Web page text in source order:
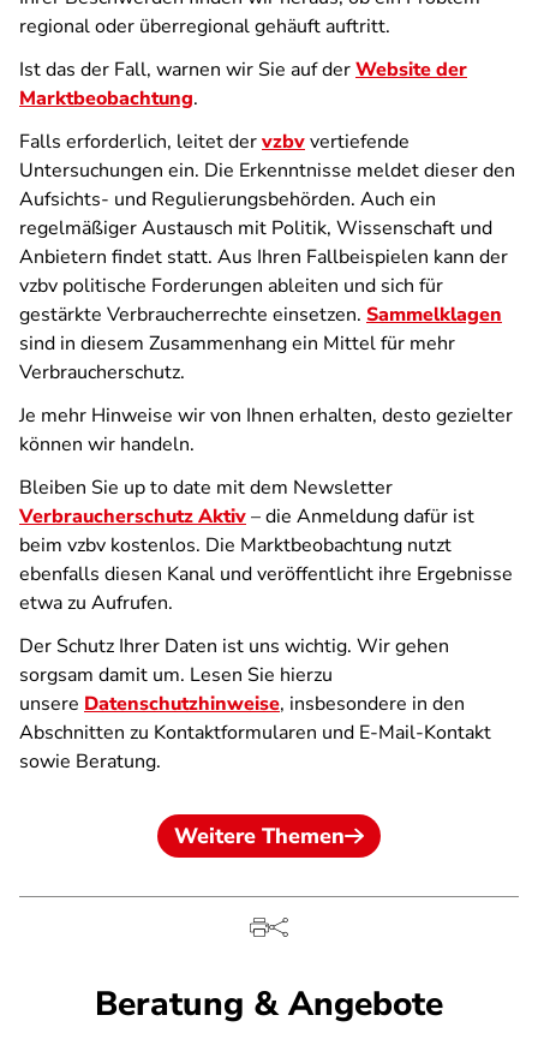
regional oder überregional gehäuft auftritt.
Ist das der Fall, warnen wir Sie auf derWebsite der
Marktbeobachtung.
Falls erforderlich, leitet dervzbvvertiefende
Untersuchungen ein. Die Erkenntnisse meldet dieser den
Aufsichts- und Regulierungsbehörden. Auch ein
regelmäßiger Austausch mit Politik, Wissenschaft und
Anbietern findet statt. Aus Ihren Fallbeispielen kann der
vzbv politische Forderungen ableiten und sich für
gestärkte Verbraucherrechte einsetzen. Sammelklagen
sind in diesem Zusammenhang ein Mittel für mehr
Verbraucherschutz.
Je mehr Hinweise wir von Ihnen erhalten, desto gezielter
können wir handeln.
Bleiben Sie up to date mit dem Newsletter
Verbraucherschutz Aktiv– die Anmeldung dafür ist
beim vzbv kostenlos. Die Marktbeobachtung nutzt
ebenfalls diesen Kanal und veröffentlicht ihre Ergebnisse
etwa zu Aufrufen.
Der Schutz Ihrer Daten ist uns wichtig. Wir gehen
sorgsam damit um. Lesen Sie hierzu
unsere Datenschutzhinweise, insbesondere in den
Abschnitten zu Kontaktformularen und E-Mail-Kontakt
sowie Beratung.
Weitere Themen
Beratung & Angebote